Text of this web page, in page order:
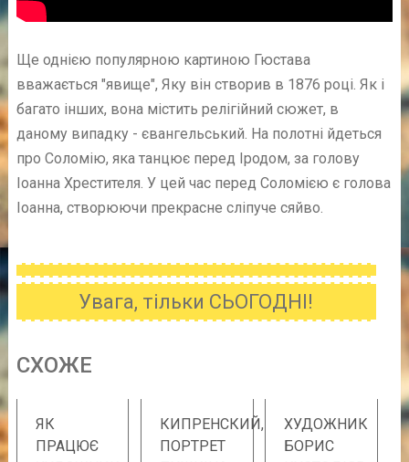
Ще однією популярною картиною Гюстава
вважається "явище", Яку він створив в 1876 році. Як і
багато інших, вона містить релігійний сюжет, в
даному випадку - євангельський. На полотні йдеться
про Соломію, яка танцює перед Іродом, за голову
Іоанна Хрестителя. У цей час перед Соломією є голова
Іоанна, створюючи прекрасне сліпуче сяйво.
Увага, тільки СЬОГОДНІ!
CХОЖE
ЯК
ПРАЦЮЄ
КИПРЕНСКИЙ,
ПОРТРЕТ
ХУДОЖНИК
БОРИС